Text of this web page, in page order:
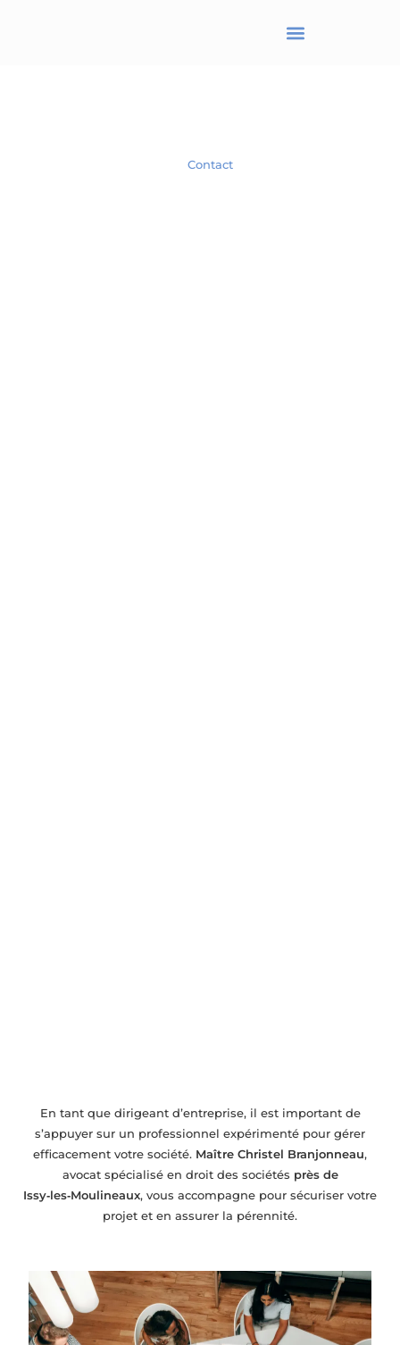
Contact
En tant que dirigeant d’entreprise, il est important de
s’appuyer sur un professionnel expérimenté pour gérer
efficacement votre société. Maître Christel Branjonneau,
avocat spécialisé en droit des sociétés près de
Issy‑les‑Moulineaux, vous accompagne pour sécuriser votre
projet et en assurer la pérennité.